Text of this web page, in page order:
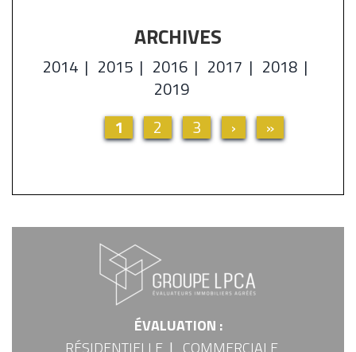
ARCHIVES
2014 2015 2016 2017
2018
2019
Page
actuelle
1 Page
2 Page
3
Page
suivante
›
Dernière
page
»
FOOTER
ÉVALUATION :
RÉSIDENTIELLE
COMMERCIALE